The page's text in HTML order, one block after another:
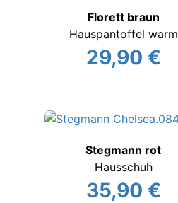
Florett braun
Hauspantoffel warm
29,90 €
Stegmann rot
Hausschuh
35,90 €